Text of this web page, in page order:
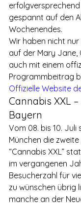
gespannt auf den
Wochenendes.
Wir haben nicht
auf der Mary Jane,
auch mit einem
Programmbeitrag
Offizielle Website
Cannabis XXL
Bayern
Vom 08. bis 10. Juli
München die
“Cannabis XXL”
im vergangenen
Besucherzahl für
zu wünschen übrig
manche an der